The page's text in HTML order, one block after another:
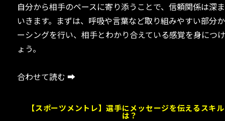
自分から相手のペースに寄り添うことで、信頼関係は深
いきます。まずは、呼吸や言葉など取り組みやすい部分
ーシングを行い、相手とわかり合えている感覚を身につ
ょう。
合わせて読む ➡
【スポーツメントレ】選手にメッセージを伝えるスキ
は？